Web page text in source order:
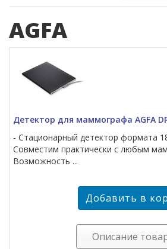
AGFA
Детектор для маммографа AGFA
- Стационарный детектор формата
Совместим практически с любым
Возможность ...
Описание